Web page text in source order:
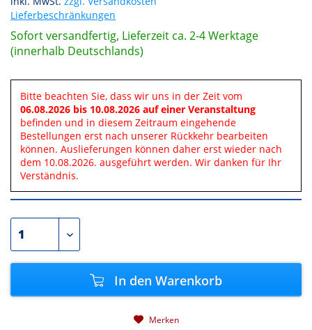
Lieferbeschränkungen
Sofort versandfertig, Lieferzeit ca. 2-4 Werktage
(innerhalb Deutschlands)
Bitte beachten Sie, dass wir uns in der Zeit vom
06.08.2026 bis 10.08.2026 auf einer Veranstaltung
befinden und in diesem Zeitraum eingehende
Bestellungen erst nach unserer Rückkehr bearbeiten
können. Auslieferungen können daher erst wieder nach
dem 10.08.2026. ausgeführt werden. Wir danken für Ihr
Verständnis.
In den Warenkorb
Merken